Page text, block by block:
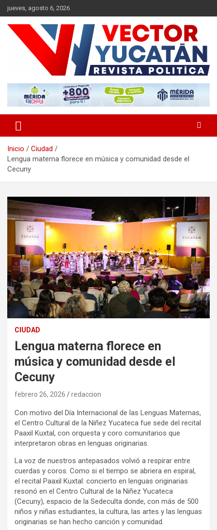
Saltar
al
contenido
jueves, agosto 6, 2026
Vector Yucatán
Inicio
Ciudad
Lengua materna florece en música y comunidad desde el
Cecuny
CIUDAD
Lengua materna florece en
música y comunidad desde el
Cecuny
febrero 26, 2026 redaccion
Con motivo del Día Internacional de las Lenguas Maternas,
el Centro Cultural de la Niñez Yucateca fue sede del recital
Paaxil Kuxtal, con orquesta y coro comunitarios que
interpretaron obras en lenguas originarias.
La voz de nuestros antepasados volvió a respirar entre
cuerdas y coros. Como si el tiempo se abriera en espiral,
el recital Paaxil Kuxtal: concierto en lenguas originarias
resonó en el Centro Cultural de la Niñez Yucateca
(Cecuny), espacio de la Sedeculta donde, con más de 500
niños y niñas estudiantes, la cultura, las artes y las lenguas
originarias se han hecho canción y comunidad.